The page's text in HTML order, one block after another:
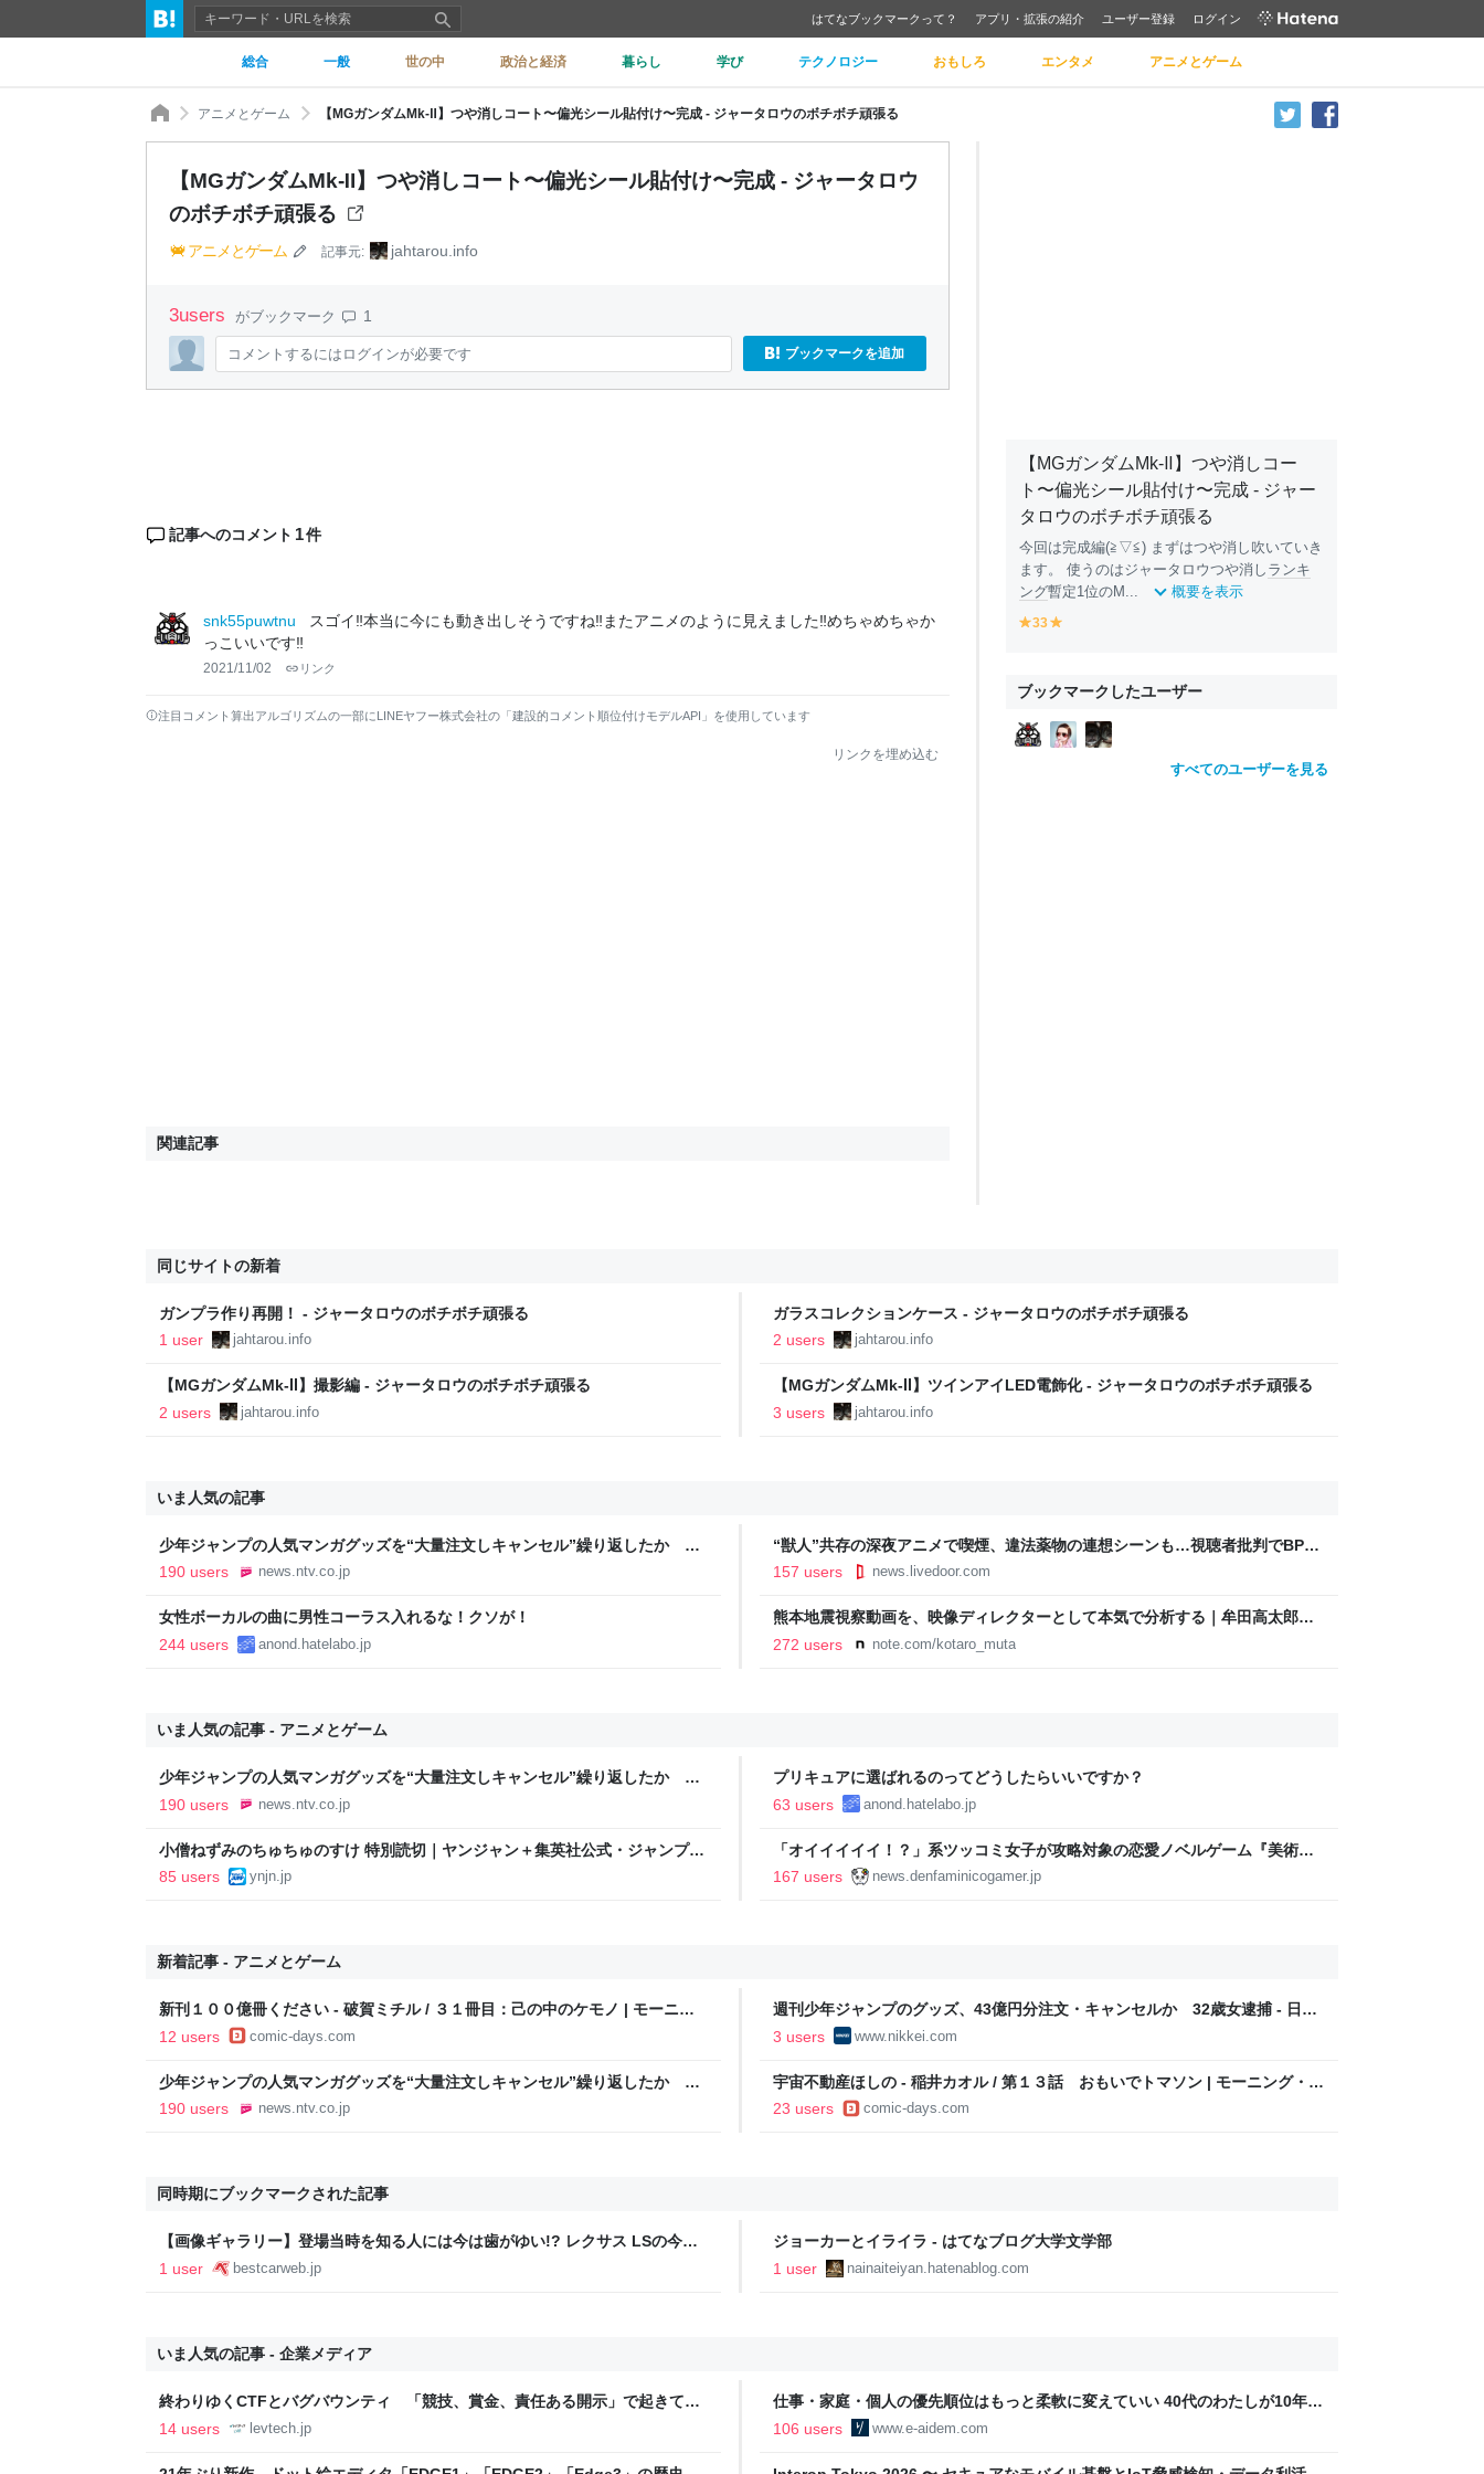
はてなブックマークって？ アプリ・拡張の紹介 ユーザー登録 ログイン
総合 一般 世の中 政治と経済 暮らし 学び テクノロジー おもしろ エンタメ アニメとゲーム
アニメとゲーム 【MGガンダムMk-Ⅱ】つや消しコート〜偏光シール貼付け〜完成 - ジャータロウのボチボチ頑張る
【MGガンダムMk-Ⅱ】つや消しコート〜偏光シール貼付け〜完成 - ジャータロウ
のボチボチ頑張る
アニメとゲーム 記事元: jahtarou.info
3users がブックマーク 1
コメントするにはログインが必要です ブックマークを追加
記事へのコメント 1件
snk55puwtnu
スゴイ‼︎本当に今にも動き出しそうですね‼︎またアニメのように見えました‼︎めちゃめちゃか
っこいいです‼︎
2021/11/02 リンク
注目コメント算出アルゴリズムの一部にLINEヤフー株式会社の「建設的コメント順位付けモデルAPI」を使用しています
リンクを埋め込む
関連記事
【MGガンダムMk-Ⅱ】つや消しコー
ト〜偏光シール貼付け〜完成 - ジャー
タロウのボチボチ頑張る
今回は完成編(≧▽≦) まずはつや消し吹いていき
ます。 使うのはジャータロウつや消し ランキ
ング暫定1位のM... 概要を表示
y
o
w
33
o
w
ブックマークしたユーザー
すべてのユーザーを見る
同じサイトの新着
ガンプラ作り再開！ - ジャータロウのボチボチ頑張る
1 user
jahtarou.info
ガラスコレクションケース - ジャータロウのボチボチ頑張る
2 users
jahtarou.info
【MGガンダムMk-Ⅱ】撮影編 - ジャータロウのボチボチ頑張る
2 users
jahtarou.info
【MGガンダムMk-Ⅱ】ツインアイLED電飾化 - ジャータロウのボチボチ頑張る
3 users
jahtarou.info
いま人気の記事
少年ジャンプの人気マンガグッズを“大量注文しキャンセル”繰り返したか 女
逮捕 総額43億円以上（2026年8月6日掲載）｜日テレNEWS NNN
190 users news.ntv.co.jp
“獣人”共存の深夜アニメで喫煙、違法薬物の連想シーンも…視聴者批判でBPO
議論「紛らわしいことは放送しないほうが」 - ライブドアニュース
157 users news.livedoor.com
女性ボーカルの曲に男性コーラス入れるな！クソが！
244 users
anond.hatelabo.jp
熊本地震視察動画を、映像ディレクターとして本気で分析する｜牟田高太郎｜
映像で、想いをつなぐ
272 users note.com/kotaro_muta
いま人気の記事 - アニメとゲーム
少年ジャンプの人気マンガグッズを“大量注文しキャンセル”繰り返したか 女
逮捕 総額43億円以上（2026年8月6日掲載）｜日テレNEWS NNN
190 users news.ntv.co.jp
プリキュアに選ばれるのってどうしたらいいですか？
63 users
anond.hatelabo.jp
小僧ねずみのちゅちゅのすけ 特別読切｜ヤンジャン＋集英社公式・ジャンプ系
青年マンガ誌アプリ
85 users ynjn.jp
「オイイイイイ！？」系ツッコミ女子が攻略対象の恋愛ノベルゲーム『美術部
カノジョ』Steamストアページが公開。「お前らーそろそろ自重しろー？＾
＾」暗黒微笑の夢女子や、萌え声不思議ちゃん女子と青春を謳歌
167 users news.denfaminicogamer.jp
新着記事 - アニメとゲーム
新刊１００億冊ください - 破賀ミチル / ３１冊目：己の中のケモノ | モーニン
グ・ツー
12 users comic-days.com
週刊少年ジャンプのグッズ、43億円分注文・キャンセルか 32歳女逮捕 - 日本
経済新聞
3 users www.nikkei.com
少年ジャンプの人気マンガグッズを“大量注文しキャンセル”繰り返したか 女
逮捕 総額43億円以上（2026年8月6日掲載）｜日テレNEWS NNN
190 users news.ntv.co.jp
宇宙不動産ほしの - 稲井カオル / 第１３話 おもいでトマソン | モーニング・ツ
ー
23 users comic-days.com
同時期にブックマークされた記事
【画像ギャラリー】登場当時を知る人には今は歯がゆい!? レクサス LSの今ま
でとこれから - 自動車情報誌「ベストカー」
1 user bestcarweb.jp
ジョーカーとイライラ - はてなブログ大学文学部
1 user
nainaiteiyan.hatenablog.com
いま人気の記事 - 企業メディア
終わりゆくCTFとバグバウンティ 「競技、賞金、責任ある開示」で起きてい
ること【フォーカス】 - レバテックLAB
14 users levtech.jp
仕事・家庭・個人の優先順位はもっと柔軟に変えていい 40代のわたしが10年後
の自分に伝えたいこと - りっすん by イーアイデム
106 users www.e-aidem.com